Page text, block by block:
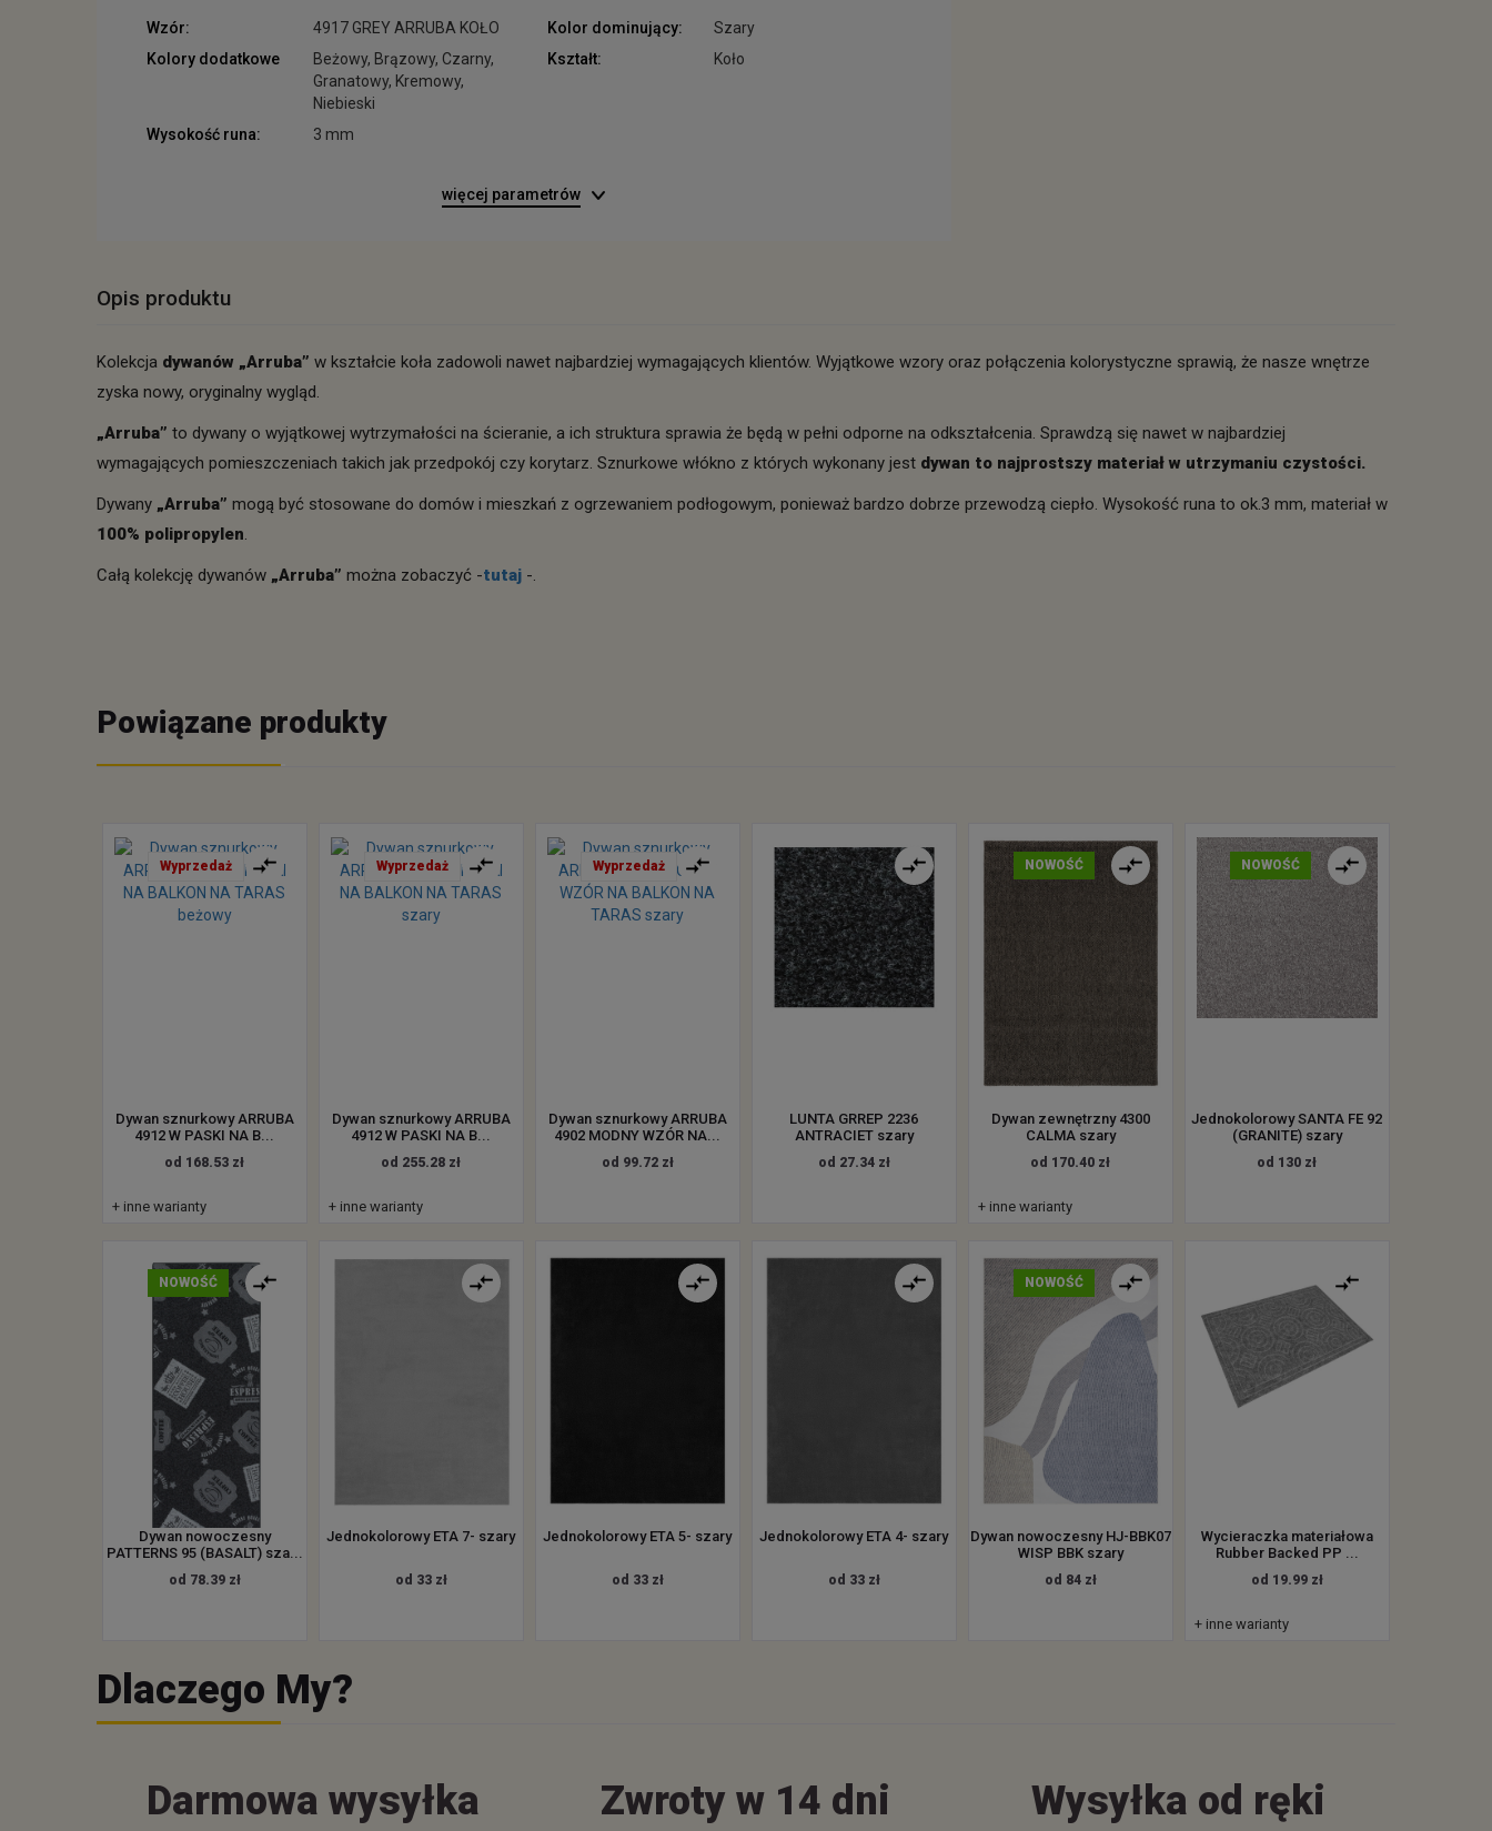
Wzór: 4917 GREY ARRUBA KOŁO Kolor dominujący:
Szary
Kolory dodatkowe
Beżowy, Brązowy, Czarny,
Granatowy, Kremowy,
Niebieski
Kształt: Koło
Wysokość runa: 3 mm
więcej parametrów
Opis produktu
Kolekcja dywanów „Arruba” w kształcie koła zadowoli nawet najbardziej wymagających klientów. Wyjątkowe wzory oraz połączenia kolorystyczne sprawią, że nasze wnętrze
zyska nowy, oryginalny wygląd.
„Arruba” to dywany o wyjątkowej wytrzymałości na ścieranie, a ich struktura sprawia że będą w pełni odporne na odkształcenia. Sprawdzą się nawet w najbardziej
wymagających pomieszczeniach takich jak przedpokój czy korytarz. Sznurkowe włókno z których wykonany jest dywan to najprostszy materiał w utrzymaniu czystości.
Dywany „Arruba” mogą być stosowane do domów i mieszkań z ogrzewaniem podłogowym, ponieważ bardzo dobrze przewodzą ciepło. Wysokość runa to ok.3 mm, materiał w
100% polipropylen.
Całą kolekcję dywanów „Arruba” można zobaczyć -tutaj -.
Powiązane produkty
Wyprzedaż
Dywan sznurkowy ARRUBA
4912 W PASKI NA B...
od 168.53 zł
+ inne warianty
Wyprzedaż
Dywan sznurkowy ARRUBA
4912 W PASKI NA B...
od 255.28 zł
+ inne warianty
Wyprzedaż
Dywan sznurkowy ARRUBA
4902 MODNY WZÓR NA...
od 99.72 zł
LUNTA GRREP 2236
ANTRACIET szary
od 27.34 zł
NOWOŚĆ
Dywan zewnętrzny 4300
CALMA szary
od 170.40 zł
+ inne warianty
NOWOŚĆ
Jednokolorowy SANTA FE 92
(GRANITE) szary
od 130 zł
NOWOŚĆ
Dywan nowoczesny
PATTERNS 95 (BASALT) sza...
od 78.39 zł
Jednokolorowy ETA 7- szary
od 33 zł
Jednokolorowy ETA 5- szary
od 33 zł
Jednokolorowy ETA 4- szary
od 33 zł
NOWOŚĆ
Dywan nowoczesny HJ-BBK07
WISP BBK szary
od 84 zł
Wycieraczka materiałowa
Rubber Backed PP ...
od 19.99 zł
+ inne warianty
Dlaczego My?
Darmowa wysyłka Zwroty w 14 dni Wysyłka od ręki